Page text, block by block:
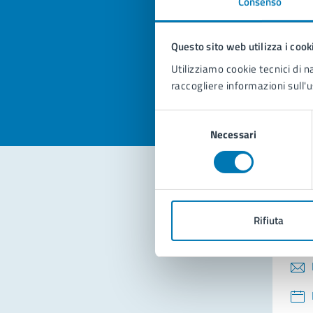
Questo sito web utilizza i
Utilizziamo cookie tecnici di
raccogliere informazioni
consenso
Necessari
Rifiuta